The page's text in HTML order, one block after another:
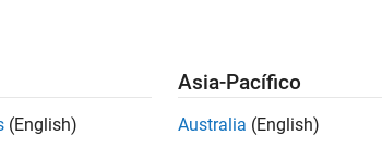
(English)
Asia-Pacífico
Australia (English)